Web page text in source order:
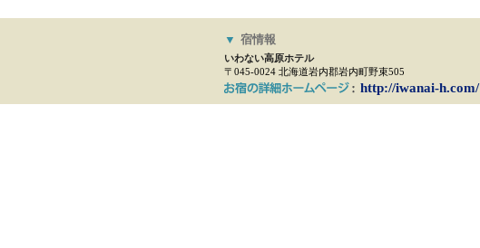
▼ 宿情報
いわない高原ホテル
〒045-0024 北海道岩内郡岩内町野束505
http://iwanai-h.com/